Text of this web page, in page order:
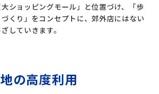
ショッピングモール」と位置づけ、「歩
くり」をコンセプトに、郊外店にはない
していきます。
の高度利用